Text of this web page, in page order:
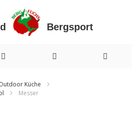
Bergsport
Küche
Messer